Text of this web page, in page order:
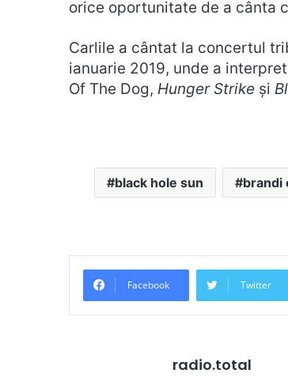
orice oportunitate de a cânta
Carlile a cântat la concertul
ianuarie 2019, unde a
Of The Dog, Hunger Strike și
black hole sun brandi
Facebook Twitter
radio.total